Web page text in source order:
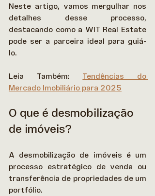
Neste artigo, vamos mergulhar nos
detalhes desse processo,
destacando como a WIT Real Estate
pode ser a parceira ideal para guiá-
lo.
Leia Também: Tendências do
Mercado Imobiliário para 2025
O que é desmobilização
de imóveis?
A desmobilização de imóveis é um
processo estratégico de venda ou
transferência de propriedades de um
portfólio.